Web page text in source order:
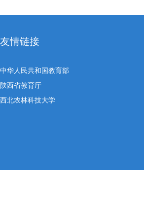
友情链接
中华人民共和国教育部
陕西省教育厅
西北农林科技大学